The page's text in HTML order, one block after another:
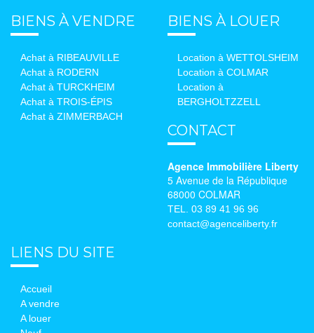
BIENS À VENDRE
Achat à RIBEAUVILLE
Achat à RODERN
Achat à TURCKHEIM
Achat à TROIS-ÉPIS
Achat à ZIMMERBACH
BIENS À LOUER
Location à WETTOLSHEIM
Location à COLMAR
Location à
BERGHOLTZZELL
CONTACT
Agence Immobilière Liberty
5 Avenue de la République
68000 COLMAR
TEL. 03 89 41 96 96
contact@agenceliberty.fr
LIENS DU SITE
Accueil
A vendre
A louer